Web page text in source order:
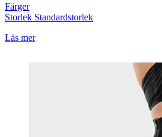
Färger
Storlek Standardstorlek
Läs mer